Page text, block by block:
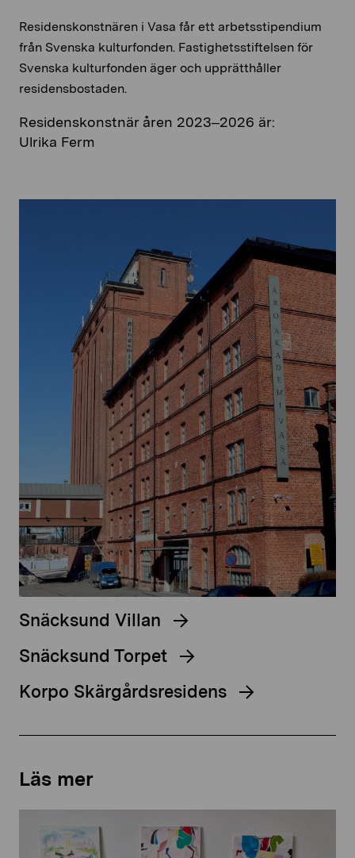
Residenskonstnären i Vasa får ett arbetsstipendium
från Svenska kulturfonden. Fastighetsstiftelsen för
Svenska kulturfonden äger och upprätthåller
residensbostaden.
Residenskonstnär åren 2023–2026 är:
Ulrika Ferm
Snäcksund Villan
Snäcksund Torpet
Korpo Skärgårdsresidens
Läs mer